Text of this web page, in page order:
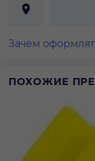
Зачем
ПОХОЖИЕ